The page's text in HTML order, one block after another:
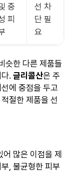
중
피
선 차
단 필
요
슷한 다른 제품들
. 글리콜산은 주
에 중점을 두고
절한 제품을 선
많은 이점을 제
, 불균형한 피부